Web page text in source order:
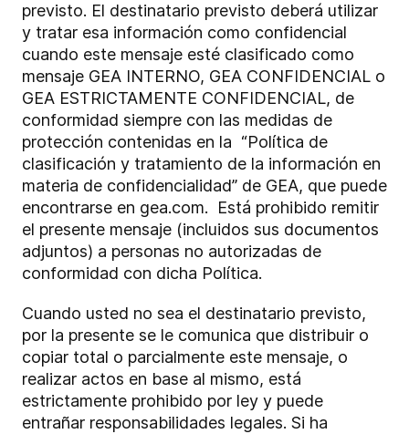
previsto. El destinatario previsto deberá utilizar
y tratar esa información como confidencial
cuando este mensaje esté clasificado como
mensaje GEA INTERNO, GEA CONFIDENCIAL o
GEA ESTRICTAMENTE CONFIDENCIAL, de
conformidad siempre con las medidas de
protección contenidas en la “Política de
clasificación y tratamiento de la información en
materia de confidencialidad” de GEA, que puede
encontrarse en gea.com. Está prohibido remitir
el presente mensaje (incluidos sus documentos
adjuntos) a personas no autorizadas de
conformidad con dicha Política.
Cuando usted no sea el destinatario previsto,
por la presente se le comunica que distribuir o
copiar total o parcialmente este mensaje, o
realizar actos en base al mismo, está
estrictamente prohibido por ley y puede
entrañar responsabilidades legales. Si ha